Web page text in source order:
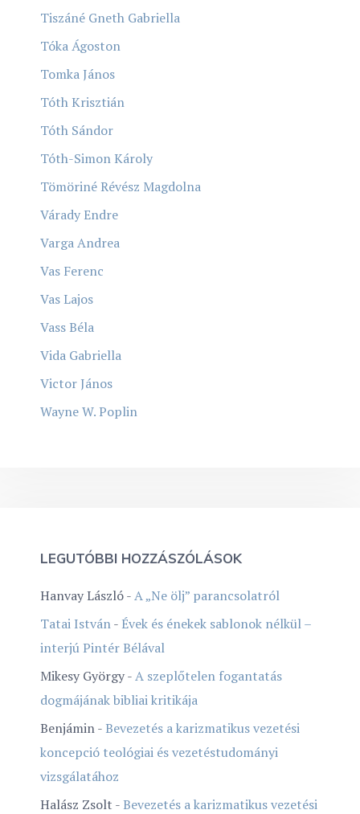
Tiszáné Gneth Gabriella
Tóka Ágoston
Tomka János
Tóth Krisztián
Tóth Sándor
Tóth-Simon Károly
Tömöriné Révész Magdolna
Várady Endre
Varga Andrea
Vas Ferenc
Vas Lajos
Vass Béla
Vida Gabriella
Victor János
Wayne W. Poplin
LEGUTÓBBI HOZZÁSZÓLÁSOK
Hanvay László-A „Ne ölj” parancsolatról
Tatai István- Évek és énekek sablonok nélkül –
interjú Pintér Bélával
Mikesy György-A szeplőtelen fogantatás
dogmájának bibliai kritikája
Benjámin-Bevezetés a karizmatikus vezetési
koncepció teológiai és vezetéstudományi
vizsgálatához
Halász Zsolt -Bevezetés a karizmatikus vezetési